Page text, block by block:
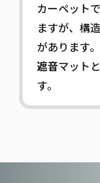
カーペット
ますが、構
があります。
遮音マット
す。